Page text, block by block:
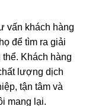
vấn khách hàng
để tìm ra giải
Khách hàng
lượng dịch
tận tâm và
mang lại.